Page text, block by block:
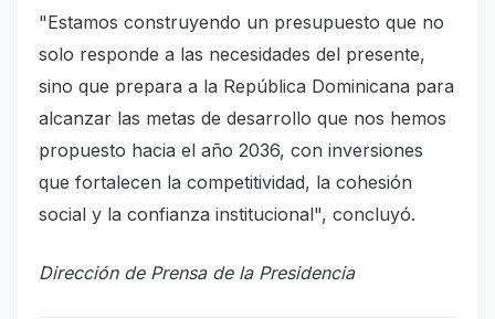
"Estamos construyendo un presupuesto que no
solo responde a las necesidades del presente,
sino que prepara a la República Dominicana para
alcanzar las metas de desarrollo que nos hemos
propuesto hacia el año 2036, con inversiones
que fortalecen la competitividad, la cohesión
social y la confianza institucional", concluyó.
Dirección de Prensa de la Presidencia